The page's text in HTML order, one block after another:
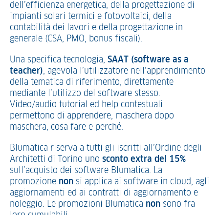
dell’efficienza energetica, della progettazione di
impianti solari termici e fotovoltaici, della
contabilità dei lavori e della progettazione in
generale (CSA, PMO, bonus fiscali).
Una specifica tecnologia, SAAT (software as a
teacher), agevola l’utilizzatore nell’apprendimento
della tematica di riferimento, direttamente
mediante l’utilizzo del software stesso.
Video/audio tutorial ed help contestuali
permettono di apprendere, maschera dopo
maschera, cosa fare e perché.
Blumatica riserva a tutti gli iscritti all’Ordine degli
Architetti di Torino uno sconto extra del 15%
sull’acquisto dei software Blumatica. La
promozione non si applica ai software in cloud, agli
aggiornamenti ed ai contratti di aggiornamento e
noleggio. Le promozioni Blumatica non sono fra